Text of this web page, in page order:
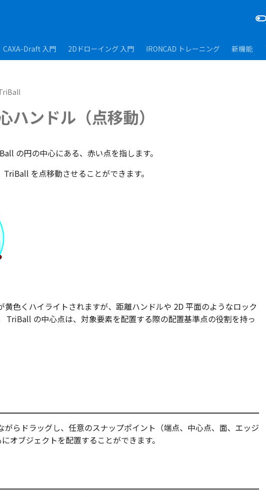
CAXA-Draft 入門 2Dドローイング 入門 IRONCAD トレーニング 新機能
ンドル（点移動）
の円の中心にある、赤い点を指します。
を点移動させることができます。
黄色くハイライトされますが、距離ハンドルや 2D 平面のようなロック
TriBall の中心点は、対象要素を配置する際の配置基準点の役割を持っ
がらドラッグし、任意のスナップポイント（端点、中心点、面、エッジ
オブジェクトを配置することができます。